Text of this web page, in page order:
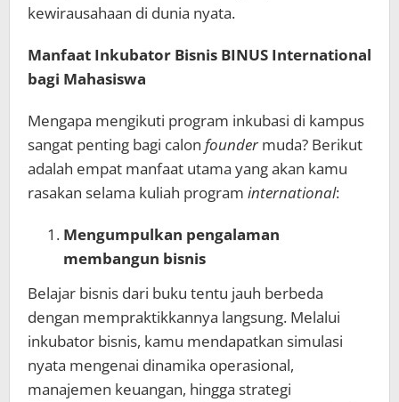
kewirausahaan di dunia nyata.
Manfaat Inkubator Bisnis BINUS International
bagi Mahasiswa
Mengapa mengikuti program inkubasi di kampus
sangat penting bagi calon foundermuda? Berikut
adalah empat manfaat utama yang akan kamu
rasakan selama kuliah program international:
Mengumpulkan pengalaman
membangun bisnis
Belajar bisnis dari buku tentu jauh berbeda
dengan mempraktikkannya langsung. Melalui
inkubator bisnis, kamu mendapatkan simulasi
nyata mengenai dinamika operasional,
manajemen keuangan, hingga strategi